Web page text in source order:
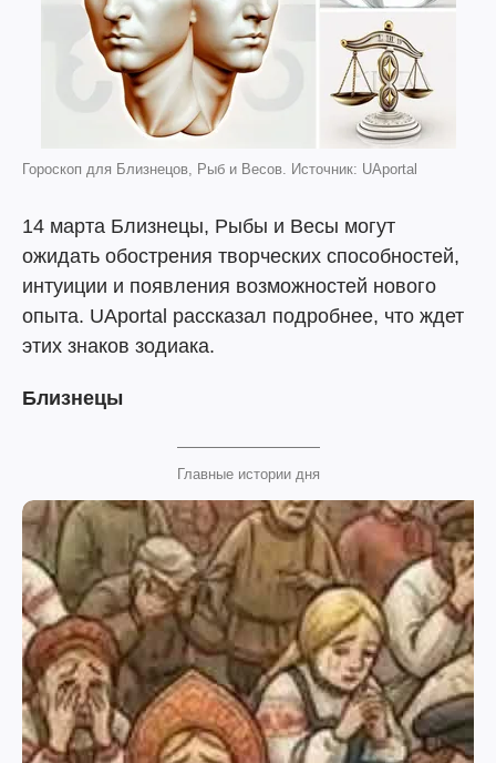
Гороскоп для Близнецов, Рыб и Весов. Источник: UAportal
14 марта Близнецы, Рыбы и Весы могут
ожидать обострения творческих способностей,
интуиции и появления возможностей нового
опыта. UAportal рассказал подробнее, что ждет
этих знаков зодиака.
Близнецы
Главные истории дня